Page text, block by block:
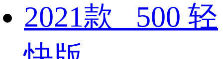
2021款 500 轻